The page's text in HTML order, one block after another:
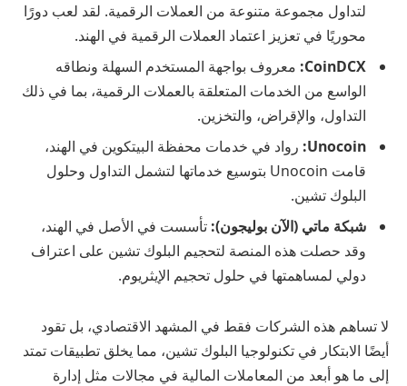
لتداول مجموعة متنوعة من العملات الرقمية. لقد لعب دورًا
محوريًا في تعزيز اعتماد العملات الرقمية في الهند.
CoinDCX: معروف بواجهة المستخدم السهلة ونطاقه
الواسع من الخدمات المتعلقة بالعملات الرقمية، بما في ذلك
التداول، والإقراض، والتخزين.
Unocoin: رواد في خدمات محفظة البيتكوين في الهند،
قامت Unocoin بتوسيع خدماتها لتشمل التداول وحلول
البلوك تشين.
شبكة ماتي (الآن بوليجون): تأسست في الأصل في الهند،
وقد حصلت هذه المنصة لتحجيم البلوك تشين على اعتراف
دولي لمساهمتها في حلول تحجيم الإيثريوم.
لا تساهم هذه الشركات فقط في المشهد الاقتصادي، بل تقود
أيضًا الابتكار في تكنولوجيا البلوك تشين، مما يخلق تطبيقات تمتد
إلى ما هو أبعد من المعاملات المالية في مجالات مثل إدارة